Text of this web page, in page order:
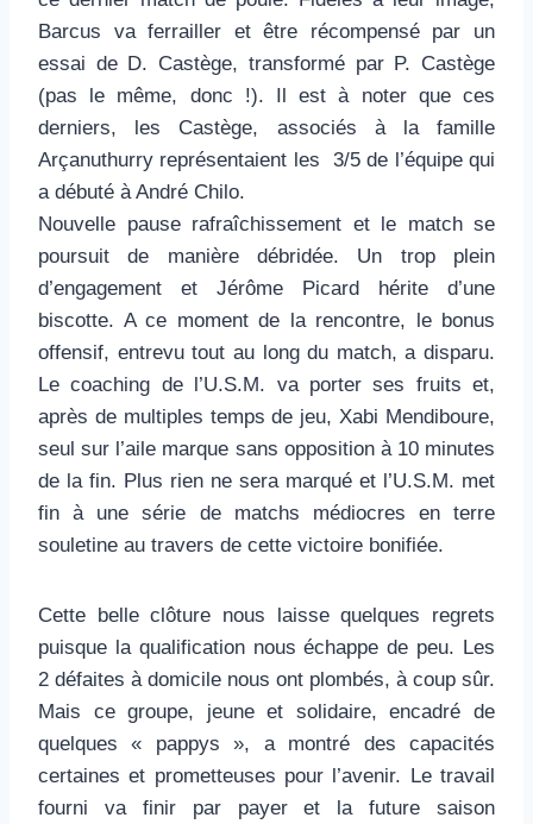
Barcus va ferrailler et être récompensé par un
essai de D. Castège, transformé par P. Castège
(pas le même, donc !). Il est à noter que ces
derniers, les Castège, associés à la famille
Arçanuthurry représentaient les 3/5 de l’équipe qui
a débuté à André Chilo.
Nouvelle pause rafraîchissement et le match se
poursuit de manière débridée. Un trop plein
d’engagement et Jérôme Picard hérite d’une
biscotte. A ce moment de la rencontre, le bonus
offensif, entrevu tout au long du match, a disparu.
Le coaching de l’U.S.M. va porter ses fruits et,
après de multiples temps de jeu, Xabi Mendiboure,
seul sur l’aile marque sans opposition à 10 minutes
de la fin. Plus rien ne sera marqué et l’U.S.M. met
fin à une série de matchs médiocres en terre
souletine au travers de cette victoire bonifiée.
Cette belle clôture nous laisse quelques regrets
puisque la qualification nous échappe de peu. Les
2 défaites à domicile nous ont plombés, à coup sûr.
Mais ce groupe, jeune et solidaire, encadré de
quelques « pappys », a montré des capacités
certaines et prometteuses pour l’avenir. Le travail
fourni va finir par payer et la future saison